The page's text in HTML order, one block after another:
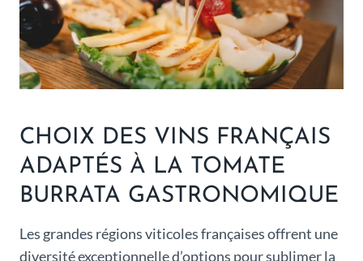
CHOIX DES VINS FRANÇAIS
ADAPTÉS À LA TOMATE
BURRATA GASTRONOMIQUE
Les grandes régions viticoles françaises offrent une
diversité exceptionnelle d’options pour sublimer la